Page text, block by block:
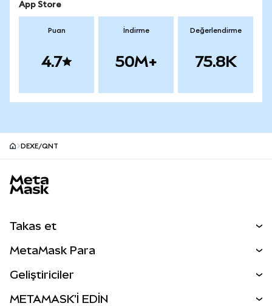
App Store
Puan
4.7
İndirme
50M+
Değerlendirme
75.8K
DEXE/QNT
Takas et
Perps
MetaMask Para
Geliştiriciler
METAMASK'İ EDİN